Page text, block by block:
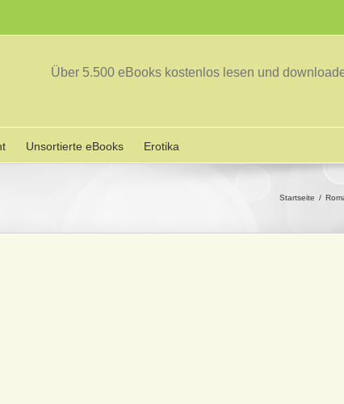
Über 5.500 eBooks kostenlos lesen und
Unsortierte eBooks Erotika
Startseite